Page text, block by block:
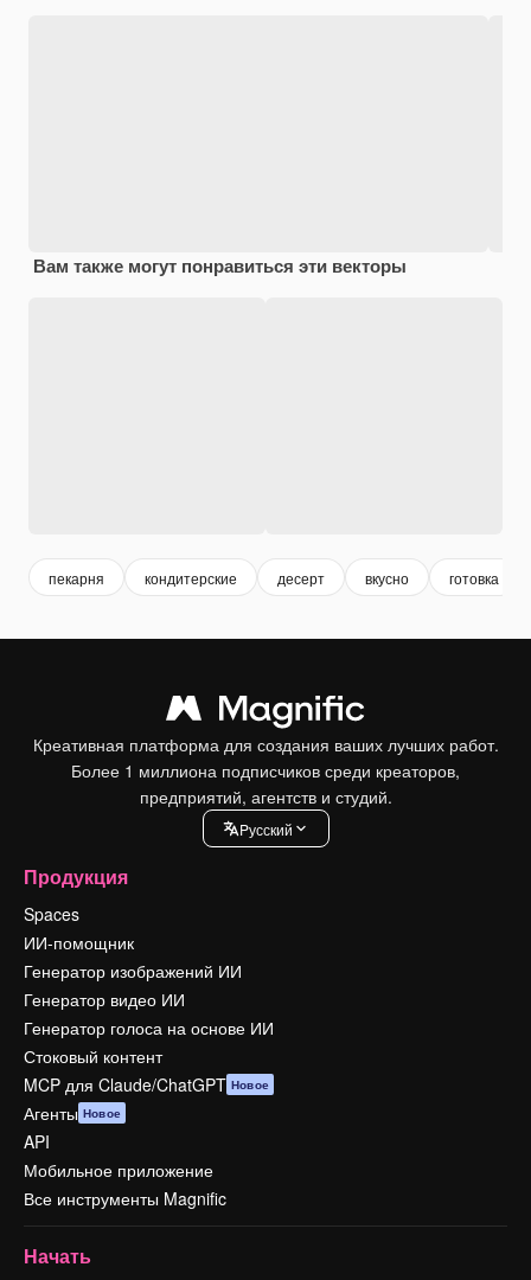
Вам также могут понравиться эти векторы
пекарня кондитерские десерт вкусно готовка
Креативная платформа для создания ваших лучших работ.
Более 1 миллиона подписчиков среди креаторов,
предприятий, агентств и студий.
Pусский
Продукция
Spaces
ИИ-помощник
Генератор изображений ИИ
Генератор видео ИИ
Генератор голоса на основе ИИ
Стоковый контент
MCP для Claude/ChatGPT Новое
Агенты Новое
API
Мобильное приложение
Все инструменты Magnific
Начать